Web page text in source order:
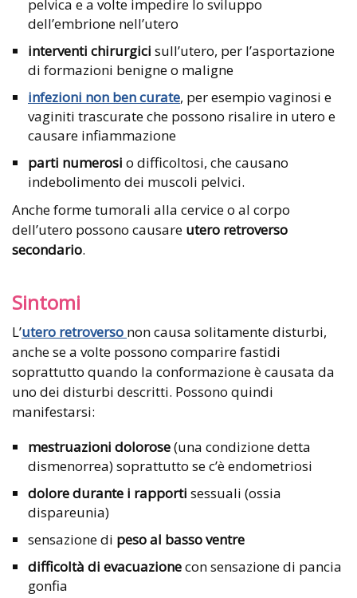
pelvica e a volte impedire lo sviluppo
dell’embrione nell’utero
interventi chirurgici sull’utero, per l’asportazione
di formazioni benigne o maligne
infezioni non ben curate, per esempio vaginosi e
vaginiti trascurate che possono risalire in utero e
causare infiammazione
parti numerosi o difficoltosi, che causano
indebolimento dei muscoli pelvici.
Anche forme tumorali alla cervice o al corpo
dell’utero possono causare utero retroverso
secondario.
Sintomi
L’utero retroverso non causa solitamente disturbi,
anche se a volte possono comparire fastidi
soprattutto quando la conformazione è causata da
uno dei disturbi descritti. Possono quindi
manifestarsi:
mestruazioni dolorose(una condizione detta
dismenorrea) soprattutto se c’è endometriosi
dolore durante i rapporti sessuali (ossia
dispareunia)
sensazione di peso al basso ventre
difficoltà di evacuazionecon sensazione di pancia
gonfia